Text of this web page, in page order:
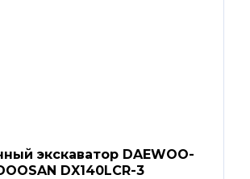
экскаватор DAEWOO-
DX140LCR-3